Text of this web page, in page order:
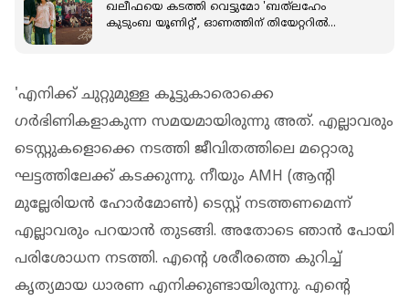
ഖലീഫയെ കടത്തി വെട്ടുമോ 'ബത്‌ലഹേം
കുടുംബ യൂണിറ്റ്', ഓണത്തിന് തിയേറ്ററിൽ
'എനിക്ക് ചുറ്റുമുള്ള കൂട്ടുകാരൊക്കെ
ഗര്‍ഭിണികളാകുന്ന സമയമായിരുന്നു അത്. എല്ലാവരും
ടെസ്റ്റുകളൊക്കെ നടത്തി ജീവിതത്തിലെ മറ്റൊരു
ഘട്ടത്തിലേക്ക് കടക്കുന്നു. നീയും AMH (ആന്‍റി
മുല്ലേരിയന്‍ ഹോര്‍മോണ്‍) ടെസ്റ്റ് നടത്തണമെന്ന്
എല്ലാവരും പറയാന്‍ തുടങ്ങി. അതോടെ ഞാന്‍ പോയി
പരിശോധന നടത്തി. എന്‍റെ ശരീരത്തെ കുറിച്ച്
കൃത്യമായ ധാരണ എനിക്കുണ്ടായിരുന്നു. എന്‍റെ